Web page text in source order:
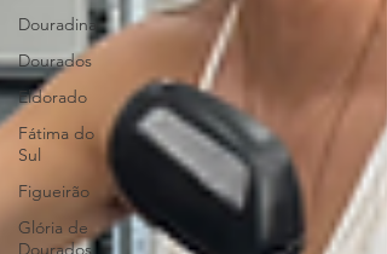
Douradina
Dourados
Eldorado
Fátima do
Sul
Figueirão
Glória de
Dourados